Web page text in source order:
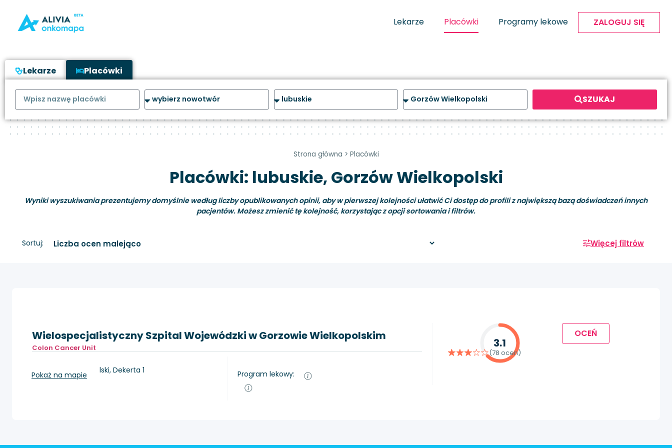
Lekarze Placówki Programy lekowe ZALOGUJ SIĘ
Lekarze Placówki
SZUKAJ
Strona główna > Placówki
Placówki: lubuskie, Gorzów Wielkopolski
Wyniki wyszukiwania prezentujemy domyślnie według liczby opublikowanych opinii, aby w pierwszej kolejności ułatwić Ci dostęp do profili z największą bazą doświadczeń innych
pacjentów. Możesz zmienić tę kolejność, korzystając z opcji sortowania i filtrów.
Sortuj: Więcej filtrów
Wielospecjalistyczny Szpital Wojewódzki w Gorzowie Wielkopolskim
Colon Cancer Unit
Gorzów Wielkopolski, Dekerta 1
Pokaż na mapie Program lekowy:
3.1
(78 ocen)
OCEŃ